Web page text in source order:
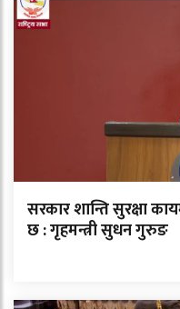
सरकार शान्ति सुरक्षा
छ : गृहमन्त्री सुधन गुरुङ